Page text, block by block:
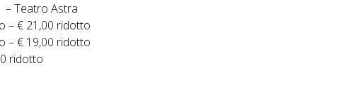
– Teatro Astra
– € 21,00 ridotto
– € 19,00 ridotto
ridotto